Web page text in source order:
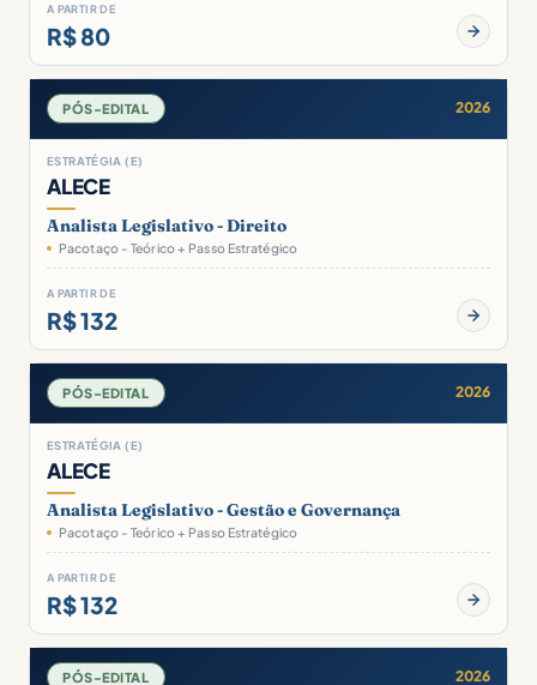
A PARTIR DE
R$ 80
PÓS-EDITAL 2026
ESTRATÉGIA (E)
ALECE
Analista Legislativo - Direito
Pacotaço - Teórico + Passo Estratégico
A PARTIR DE
R$ 132
PÓS-EDITAL 2026
ESTRATÉGIA (E)
ALECE
Analista Legislativo - Gestão e Governança
Pacotaço - Teórico + Passo Estratégico
A PARTIR DE
R$ 132
PÓS-EDITAL 2026